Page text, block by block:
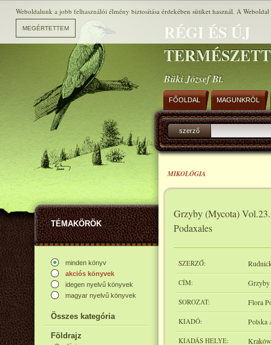
RÉGI ÉS ÚJ
Büki József Bt.
TÉMAKÖRÖK
minden könyv
akciós könyvek
idegen nyelvű könyvek
magyar nyelvű könyvek
Összes kategória
Földrajz
FŐOLDAL MAGUNKRÓL
szerző
MIKOLÓGIA
Grzyby (Mycota)
Podaxales
SZERZŐ:
CÍM: Grzyby
SOROZAT: Flora
KIADÓ: Polska
KIADÁS HELYE: Kraków
Weboldalunk a jobb felhasználói élmény biztosítása érdekében sütiket használ. A